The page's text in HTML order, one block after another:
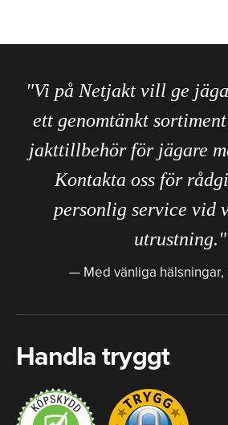
"Vi på Netjakt vill ge
ett genomtänkt
jakttillbehör för jägare
Kontakta oss för
personlig service vid
utrustning."
Med vänliga hälsningar,
Handla tryggt